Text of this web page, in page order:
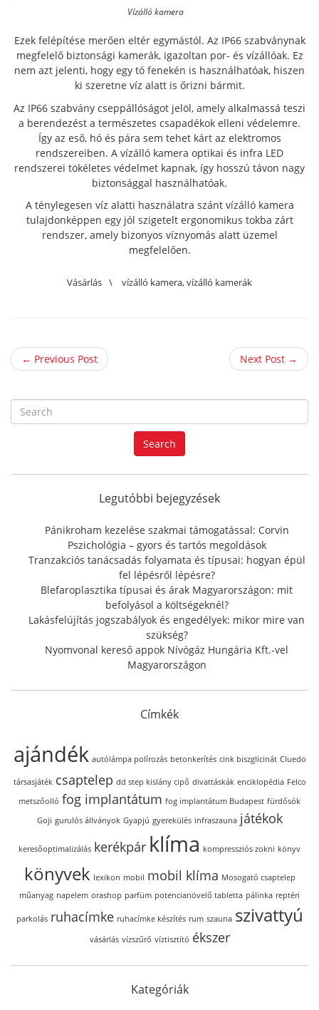
Vízálló kamera
Ezek felépítése merően eltér egymástól. Az IP66 szabványnak
megfelelő biztonsági kamerák, igazoltan por- és vízállóak. Ez
nem azt jelenti, hogy egy tó fenekén is használhatóak, hiszen
ki szeretne víz alatt is őrizni bármit.
Az IP66 szabvány cseppállóságot jelöl, amely alkalmassá teszi
a berendezést a természetes csapadékok elleni védelemre.
Így az eső, hó és pára sem tehet kárt az elektromos
rendszereiben. A vízálló kamera optikai és infra LED
rendszerei tökéletes védelmet kapnak, így hosszú távon nagy
biztonsággal használhatóak.
A ténylegesen víz alatti használatra szánt vízálló kamera
tulajdonképpen egy jól szigetelt ergonomikus tokba zárt
rendszer, amely bizonyos víznyomás alatt üzemel
megfelelően.
Vásárlás \ vízálló kamera,vízálló kamerák
← Previous Post Next Post →
e
a
r
f
r
:
Search
Legutóbbi bejegyzések
Pánikroham kezelése szakmai támogatással: Corvin
Pszichológia – gyors és tartós megoldások
Tranzakciós tanácsadás folyamata és típusai: hogyan épül
fel lépésről lépésre?
Blefaroplasztika típusai és árak Magyarországon: mit
befolyásol a költségeknél?
Lakásfelújítás jogszabályok és engedélyek: mikor mire van
szükség?
Nyomvonal kereső appok Nívógáz Hungária Kft.-vel
Magyarországon
Címkék
ajándék autólámpa polírozás betonkerítés cink biszglicinát Cluedo
társasjáték csaptelep dd step kislány cipő divattáskák enciklopédia Felco
metszőolló fog implantátum fog implantátum Budapest fürdősók
Goji gurulós állványok Gyapjú gyerekülés infraszauna játékok
keresőoptimalizálás kerékpár klíma kompressziós zokni könyv
könyvek lexikon mobil mobil klíma Mosogató csaptelep
műanyag napelem orashop parfüm potencianövelő tabletta pálinka reptéri
parkolás ruhacímke ruhacímke készítés rum szauna szivattyú
vásárlás vízszűrő víztisztító ékszer
Kategóriák